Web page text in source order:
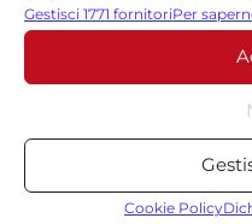
sito. È possibile modificare le
compreso il ritiro del
Policy o cliccando sul
inferiore dello schermo.
Statistiche
Archiviare informazioni su
prestazioni degli annunci,
Gestisci 1771 fornitoriPer
Cookie Policy